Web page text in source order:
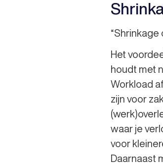
Het
houdt met
Workload
zijn voor
waar je
voor
Daarnaast